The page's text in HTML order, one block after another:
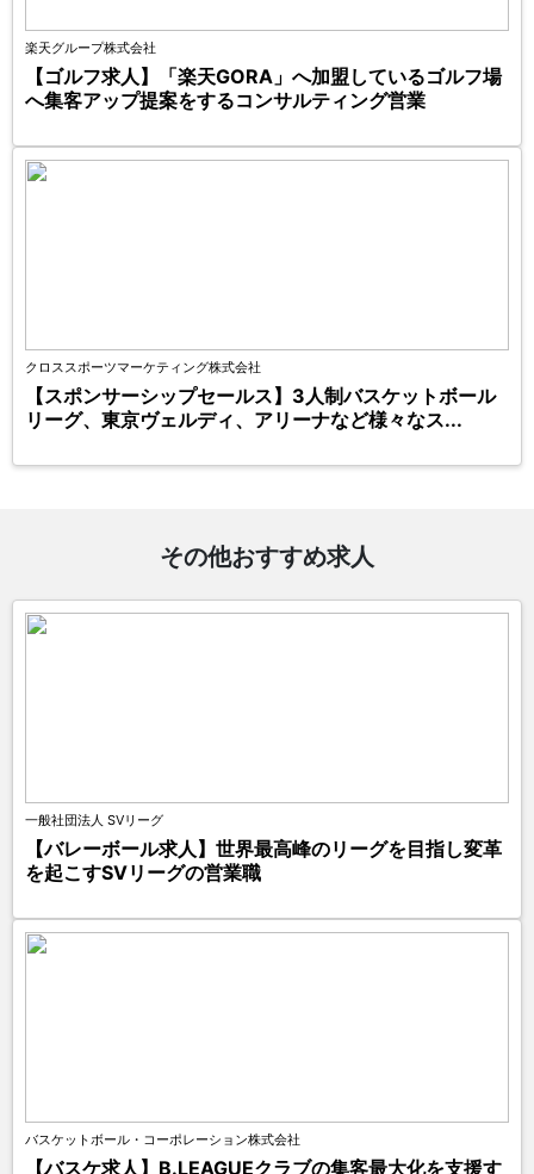
楽天グループ株式会社
【ゴルフ求人】「楽天GORA」へ加盟しているゴルフ場
へ集客アップ提案をするコンサルティング営業
クロススポーツマーケティング株式会社
【スポンサーシップセールス】3人制バスケットボール
リーグ、東京ヴェルディ、アリーナなど様々なス...
その他おすすめ求人
一般社団法人 SVリーグ
【バレーボール求人】世界最高峰のリーグを目指し変革
を起こすSVリーグの営業職
バスケットボール・コーポレーション株式会社
【バスケ求人】B.LEAGUEクラブの集客最大化を支援す